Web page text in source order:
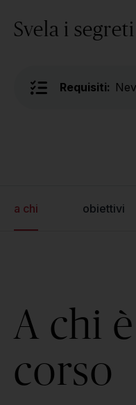
Svela i
Requisiti:
a chi obiettivi
A chi
corso